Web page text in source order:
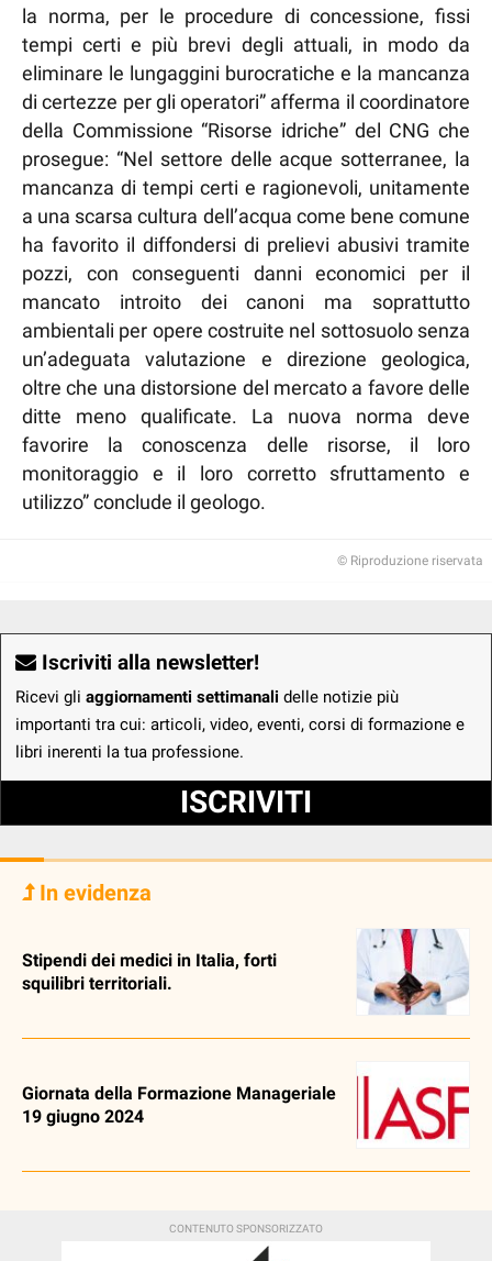
la norma, per le procedure di concessione, fissi
tempi certi e più brevi degli attuali, in modo da
eliminare le lungaggini burocratiche e la mancanza
di certezze per gli operatori” afferma il coordinatore
della Commissione “Risorse idriche” del CNG che
prosegue: “Nel settore delle acque sotterranee, la
mancanza di tempi certi e ragionevoli, unitamente
a una scarsa cultura dell’acqua come bene comune
ha favorito il diffondersi di prelievi abusivi tramite
pozzi, con conseguenti danni economici per il
mancato introito dei canoni ma soprattutto
ambientali per opere costruite nel sottosuolo senza
un’adeguata valutazione e direzione geologica,
oltre che una distorsione del mercato a favore delle
ditte meno qualificate. La nuova norma deve
favorire la conoscenza delle risorse, il loro
monitoraggio e il loro corretto sfruttamento e
utilizzo” conclude il geologo.
© Riproduzione riservata
Iscriviti alla newsletter!
Ricevi gli aggiornamenti settimanali delle notizie più
importanti tra cui: articoli, video, eventi, corsi di formazione e
libri inerenti la tua professione.
ISCRIVITI
In evidenza
Stipendi dei medici in Italia, forti
squilibri territoriali.
Giornata della Formazione Manageriale
19 giugno 2024